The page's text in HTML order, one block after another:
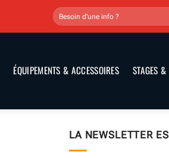
ÉQUIPEMENTS & ACCESSOIRES STAGES
LA NEWSLETTER